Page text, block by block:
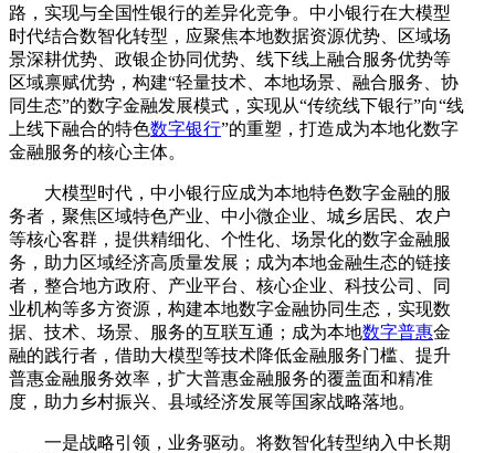
路，实现与全国性银行的差异化竞争。中小银行在大模型
时代结合数智化转型，应聚焦本地数据资源优势、区域场
景深耕优势、政银企协同优势、线下线上融合服务优势等
区域禀赋优势，构建“轻量技术、本地场景、融合服务、协
同生态”的数字金融发展模式，实现从“传统线下银行”向“线
上线下融合的特色数字银行”的重塑，打造成为本地化数字
金融服务的核心主体。
大模型时代，中小银行应成为本地特色数字金融的服
务者，聚焦区域特色产业、中小微企业、城乡居民、农户
等核心客群，提供精细化、个性化、场景化的数字金融服
务，助力区域经济高质量发展；成为本地金融生态的链接
者，整合地方政府、产业平台、核心企业、科技公司、同
业机构等多方资源，构建本地数字金融协同生态，实现数
据、技术、场景、服务的互联互通；成为本地数字普惠金
融的践行者，借助大模型等技术降低金融服务门槛、提升
普惠金融服务效率，扩大普惠金融服务的覆盖面和精准
度，助力乡村振兴、县域经济发展等国家战略落地。
一是战略引领，业务驱动。将数智化转型纳入中长期